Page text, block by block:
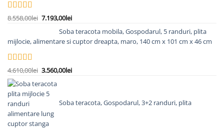
Evaluat la
8.558,00lei Prețul
7.193,00leiPrețul
curent
este:
7.193,00lei.
Soba teracota mobila, Gospodarul, 5 randuri, plita
mijlocie, alimentare si cuptor dreapta, maro, 140 cm x 101 cm x 46 cm
Evaluat la
5.00
4.610,00lei Prețul
inițial
a
4.610,00lei.
3.560,00leiPrețul
3.560,00lei.
Soba teracota, Gospodarul, 3+2 randuri, plita